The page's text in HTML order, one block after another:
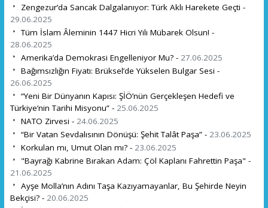
Zengezur’da Sancak Dalgalanıyor: Türk Aklı Harekete Geçti -
29.06.2025
Tüm İslam Âleminin 1447 Hicri Yılı Mübarek Olsun! -
28.06.2025
Amerika’da Demokrasi Engelleniyor Mu? - 27.06.2025
Bağımsızlığın Fiyatı: Brüksel’de Yükselen Bulgar Sesi -
26.06.2025
“Yeni Bir Dünyanın Kapısı: ŞİÖ’nün Gerçekleşen Hedefi ve
Türkiye’nin Tarihi Misyonu” - 25.06.2025
NATO Zirvesi - 24.06.2025
“Bir Vatan Sevdalısının Dönüşü: Şehit Talât Paşa” - 23.06.2025
Korkulan mı, Umut Olan mı? - 23.06.2025
"Bayrağı Kabrine Bırakan Adam: Çöl Kaplanı Fahrettin Paşa" -
21.06.2025
Ayşe Molla’nın Adını Taşa Kazıyamayanlar, Bu Şehirde Neyin
Bekçisi? - 20.06.2025